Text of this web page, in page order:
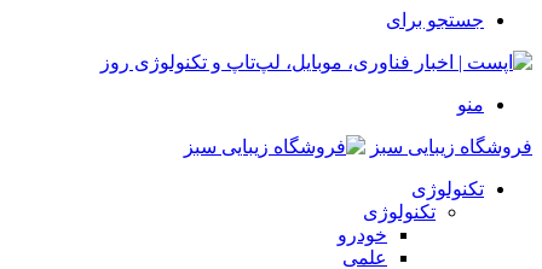
جستجو برای
منو
فروشگاه زیبایی سبز
تکنولوژی
تکنولوژی
خودرو
علمی